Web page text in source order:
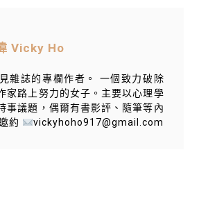
Vicky Ho
雜誌的專欄作者。 一個致力破除
家路上努力的女子。主要以心理學
事議題，偶爾有書影評、隨筆等內
約
vickyhoho917@gmail.com